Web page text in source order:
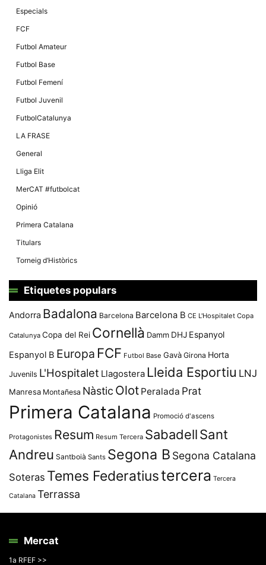
Especials
FCF
Futbol Amateur
Futbol Base
Futbol Femení
Futbol Juvenil
FutbolCatalunya
LA FRASE
General
Lliga Elit
MerCAT #futbolcat
Opinió
Primera Catalana
Titulars
Torneig d’Històrics
Etiquetes populars
Andorra Badalona Barcelona Barcelona B CE L'Hospitalet Copa
Catalunya Copa del Rei Cornellà Damm DHJ Espanyol
Espanyol B Europa FCF Futbol Base Gavà Girona Horta
Juvenils L'Hospitalet Llagostera Lleida Esportiu LNJ
Manresa Montañesa Nàstic Olot Peralada Prat
Primera Catalana Promoció d'ascens
Protagonistes Resum Resum Tercera SabadellSant
Andreu Santboià Sants Segona B Segona Catalana
Soteras Temes Federatiustercera Tercera
Catalana Terrassa
Mercat
1a RFEF >>